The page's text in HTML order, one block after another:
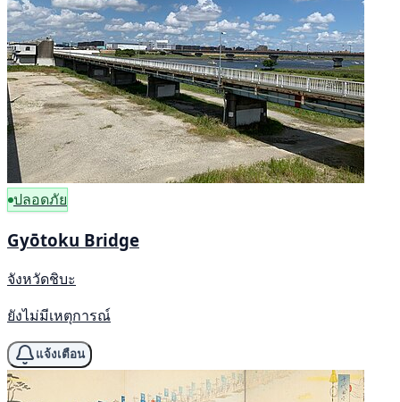
ปลอดภัย
Gyōtoku Bridge
จังหวัดชิบะ
ยังไม่มีเหตุการณ์
แจ้งเตือน